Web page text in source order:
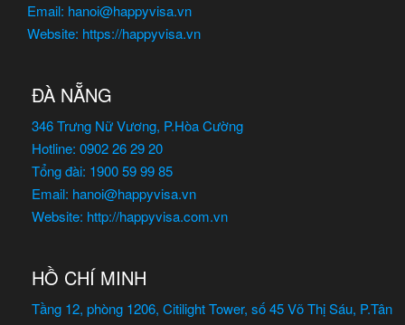
Email: hanoi@happyvisa.vn
Website: https://happyvisa.vn
ĐÀ NẴNG
346 Trưng Nữ Vương, P.Hòa Cường
Hotline: 0902 26 29 20
Tổng đài: 1900 59 99 85
Email: hanoi@happyvisa.vn
Website: http://happyvisa.com.vn
HỒ CHÍ MINH
Tầng 12, phòng 1206, Citilight Tower, số 45 Võ Thị Sáu, P.Tân